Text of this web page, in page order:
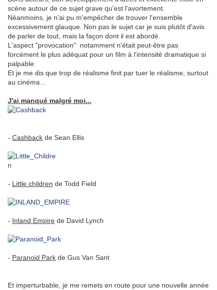
scène autour de ce sujet grave qu'est l'avortement.
Néanmoins, je n'ai pu m'empêcher de trouver l'ensemble
excessivement glauque. Non pas le sujet car je suis plutôt d'avis
de parler de tout, mais la façon dont il est abordé.
L'aspect "provocation" notamment n'était peut-être pas
forcément le plus adéquat pour un film à l'intensité dramatique si
palpable.
Et je me dis que trop de réalisme finit par tuer le réalisme, surtout
au cinéma...
J'ai manqué malgré moi...
- Cashback de Sean Ellis
- Little children de Todd Field
- Inland Empire de David Lynch
- Paranoid Park de Gus Van Sant
Et imperturbable, je me remets en route pour une nouvelle année